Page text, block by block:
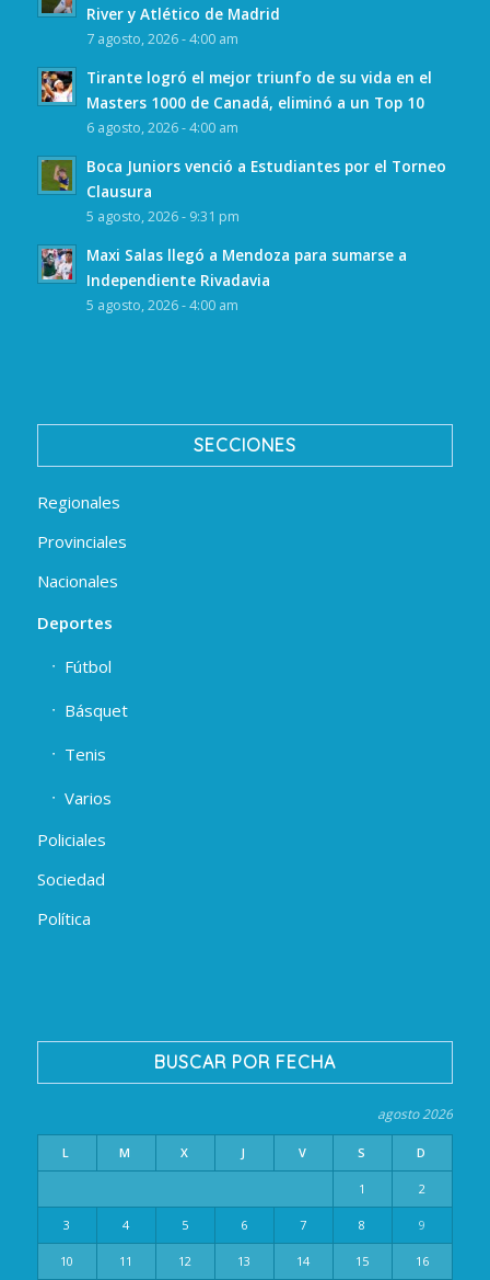
River y Atlético de Madrid
7 agosto, 2026 - 4:00 am
Tirante logró el mejor triunfo de su vida en el
Masters 1000 de Canadá, eliminó a un Top 10
6 agosto, 2026 - 4:00 am
Boca Juniors venció a Estudiantes por el Torneo
Clausura
5 agosto, 2026 - 9:31 pm
Maxi Salas llegó a Mendoza para sumarse a
Independiente Rivadavia
5 agosto, 2026 - 4:00 am
SECCIONES
Regionales
Provinciales
Nacionales
Deportes
Fútbol
Básquet
Tenis
Varios
Policiales
Sociedad
Política
BUSCAR POR FECHA
agosto 2026
L M X J V S D
1 2
3 4 5 6 7 8 9
10 11 12 13 14 15 16